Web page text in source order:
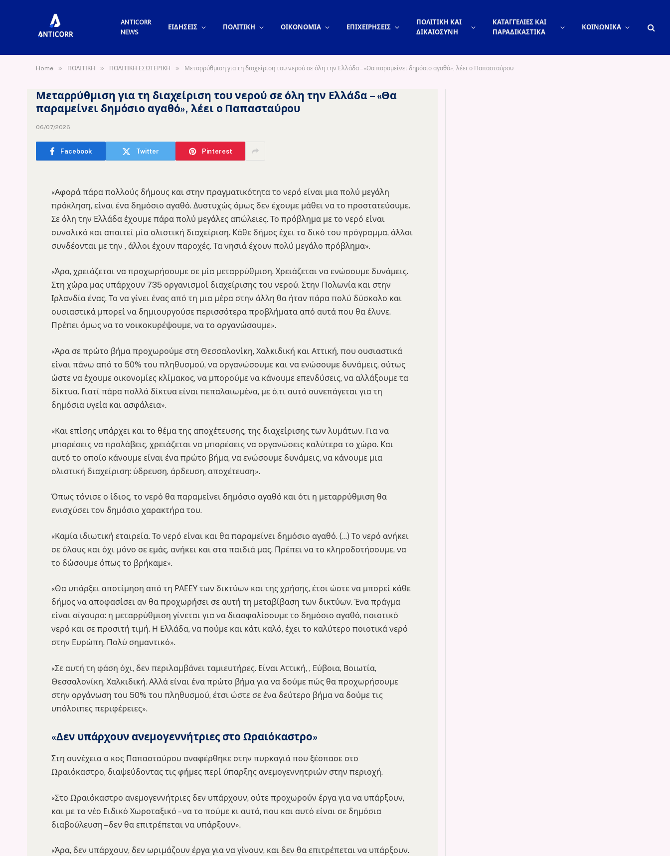
ANTICORR
NEWS
ΕΙΔΗΣΕΙΣ ΠΟΛΙΤΙΚΗ ΟΙΚΟΝΟΜΙΑ ΕΠΙΧΕΙΡΗΣΕΙΣ
ΠΟΛΙΤΙΚΗ ΚΑΙ
ΔΙΚΑΙΟΣΥΝΗ
ΚΑΤΑΓΓΕΛΙΕΣ ΚΑΙ
ΠΑΡΑΔΙΚΑΣΤΙΚΑ
ΚΟΙΝΩΝΙΚΑ
Home » ΠΟΛΙΤΙΚΗ » ΠΟΛΙΤΙΚΗ ΕΣΩΤΕΡΙΚΗ » Μεταρρύθμιση για τη διαχείριση του νερού σε όλη την Ελλάδα – «Θα παραμείνει δημόσιο αγαθό», λέει ο Παπασταύρου
Μεταρρύθμιση για τη διαχείριση του νερού σε όλη την Ελλάδα – «Θα
παραμείνει δημόσιο αγαθό», λέει ο Παπασταύρου
06/07/2026
Facebook Twitter Pinterest
«Αφορά πάρα πολλούς δήμους και στην πραγματικότητα το νερό είναι μια πολύ μεγάλη
πρόκληση, είναι ένα δημόσιο αγαθό. Δυστυχώς όμως δεν έχουμε μάθει να το προστατεύουμε.
Σε όλη την Ελλάδα έχουμε πάρα πολύ μεγάλες απώλειες. Το πρόβλημα με το νερό είναι
συνολικό και απαιτεί μία ολιστική διαχείριση. Κάθε δήμος έχει το δικό του πρόγραμμα, άλλοι
συνδέονται με την , άλλοι έχουν παροχές. Τα νησιά έχουν πολύ μεγάλο πρόβλημα».
«Άρα, χρειάζεται να προχωρήσουμε σε μία μεταρρύθμιση. Χρειάζεται να ενώσουμε δυνάμεις.
Στη χώρα μας υπάρχουν 735 οργανισμοί διαχείρισης του νερού. Στην Πολωνία και στην
Ιρλανδία ένας. Το να γίνει ένας από τη μια μέρα στην άλλη θα ήταν πάρα πολύ δύσκολο και
ουσιαστικά μπορεί να δημιουργούσε περισσότερα προβλήματα από αυτά που θα έλυνε.
Πρέπει όμως να το νοικοκυρέψουμε, να το οργανώσουμε».
«Άρα σε πρώτο βήμα προχωρούμε στη Θεσσαλονίκη, Χαλκιδική και Αττική, που ουσιαστικά
είναι πάνω από το 50% του πληθυσμού, να οργανώσουμε και να ενώσουμε δυνάμεις, ούτως
ώστε να έχουμε οικονομίες κλίμακος, να μπορούμε να κάνουμε επενδύσεις, να αλλάξουμε τα
δίκτυα. Γιατί πάρα πολλά δίκτυα είναι πεπαλαιωμένα, με ό,τι αυτό συνεπάγεται για τη
δημόσια υγεία και ασφάλεια».
«Και επίσης υπάρχει και το θέμα της αποχέτευσης, της διαχείρισης των λυμάτων. Για να
μπορέσεις να προλάβεις, χρειάζεται να μπορέσεις να οργανώσεις καλύτερα το χώρο. Και
αυτό το οποίο κάνουμε είναι ένα πρώτο βήμα, να ενώσουμε δυνάμεις, να κάνουμε μια
ολιστική διαχείριση: ύδρευση, άρδευση, αποχέτευση».
Όπως τόνισε ο ίδιος, το νερό θα παραμείνει δημόσιο αγαθό και ότι η μεταρρύθμιση θα
ενισχύσει τον δημόσιο χαρακτήρα του.
«Καμία ιδιωτική εταιρεία. Το νερό είναι και θα παραμείνει δημόσιο αγαθό. (…) Το νερό ανήκει
σε όλους και όχι μόνο σε εμάς, ανήκει και στα παιδιά μας. Πρέπει να το κληροδοτήσουμε, να
το δώσουμε όπως το βρήκαμε».
«Θα υπάρξει αποτίμηση από τη ΡΑΕΕΥ των δικτύων και της χρήσης, έτσι ώστε να μπορεί κάθε
δήμος να αποφασίσει αν θα προχωρήσει σε αυτή τη μεταβίβαση των δικτύων. Ένα πράγμα
είναι σίγουρο: η μεταρρύθμιση γίνεται για να διασφαλίσουμε το δημόσιο αγαθό, ποιοτικό
νερό και σε προσιτή τιμή. Η Ελλάδα, να πούμε και κάτι καλό, έχει το καλύτερο ποιοτικά νερό
στην Ευρώπη. Πολύ σημαντικό».
«Σε αυτή τη φάση όχι, δεν περιλαμβάνει ταμιευτήρες. Είναι Αττική, , Εύβοια, Βοιωτία,
Θεσσαλονίκη, Χαλκιδική. Αλλά είναι ένα πρώτο βήμα για να δούμε πώς θα προχωρήσουμε
στην οργάνωση του 50% του πληθυσμού, έτσι ώστε σε ένα δεύτερο βήμα να δούμε τις
υπόλοιπες περιφέρειες».
«Δεν υπάρχουν ανεμογεννήτριες στο Ωραιόκαστρο»
Στη συνέχεια ο κος Παπασταύρου αναφέρθηκε στην πυρκαγιά που ξέσπασε στο
Ωραιόκαστρο, διαψεύδοντας τις φήμες περί ύπαρξης ανεμογεννητριών στην περιοχή.
«Στο Ωραιόκαστρο ανεμογεννήτριες δεν υπάρχουν, ούτε προχωρούν έργα για να υπάρξουν,
και με το νέο Ειδικό Χωροταξικό – να το πούμε κι αυτό, που και αυτό είναι σε δημόσια
διαβούλευση – δεν θα επιτρέπεται να υπάρξουν».
«Άρα, δεν υπάρχουν, δεν ωριμάζουν έργα για να γίνουν, και δεν θα επιτρέπεται να υπάρξουν.